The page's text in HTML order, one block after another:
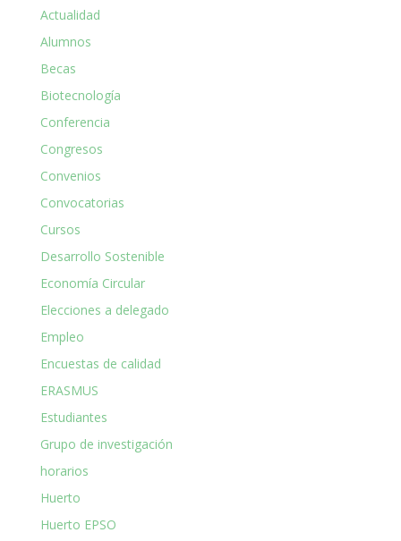
Actualidad
Alumnos
Becas
Biotecnología
Conferencia
Congresos
Convenios
Convocatorias
Cursos
Desarrollo Sostenible
Economía Circular
Elecciones a delegado
Empleo
Encuestas de calidad
ERASMUS
Estudiantes
Grupo de investigación
horarios
Huerto
Huerto EPSO